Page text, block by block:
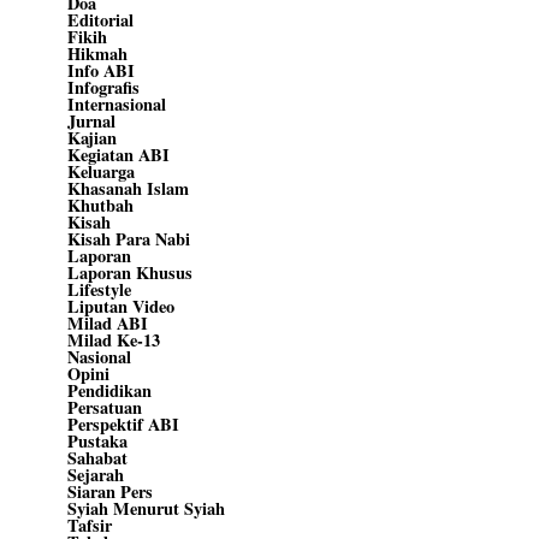
Editorial
Fikih
Hikmah
Info ABI
Infografis
Internasional
Jurnal
Kajian
Kegiatan ABI
Keluarga
Khasanah Islam
Khutbah
Kisah
Kisah Para Nabi
Laporan
Laporan Khusus
Lifestyle
Liputan Video
Milad ABI
Milad Ke-13
Nasional
Opini
Pendidikan
Persatuan
Perspektif ABI
Pustaka
Sahabat
Sejarah
Siaran Pers
Syiah Menurut Syiah
Tafsir